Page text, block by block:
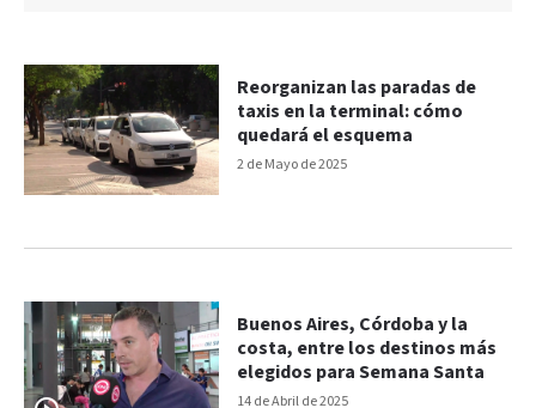
2 de Mayo de 2025
Reorganizan las paradas de
taxis en la terminal: cómo
quedará el esquema
14 de Abril de 2025
Buenos Aires, Córdoba y la
costa, entre los destinos más
elegidos para Semana Santa